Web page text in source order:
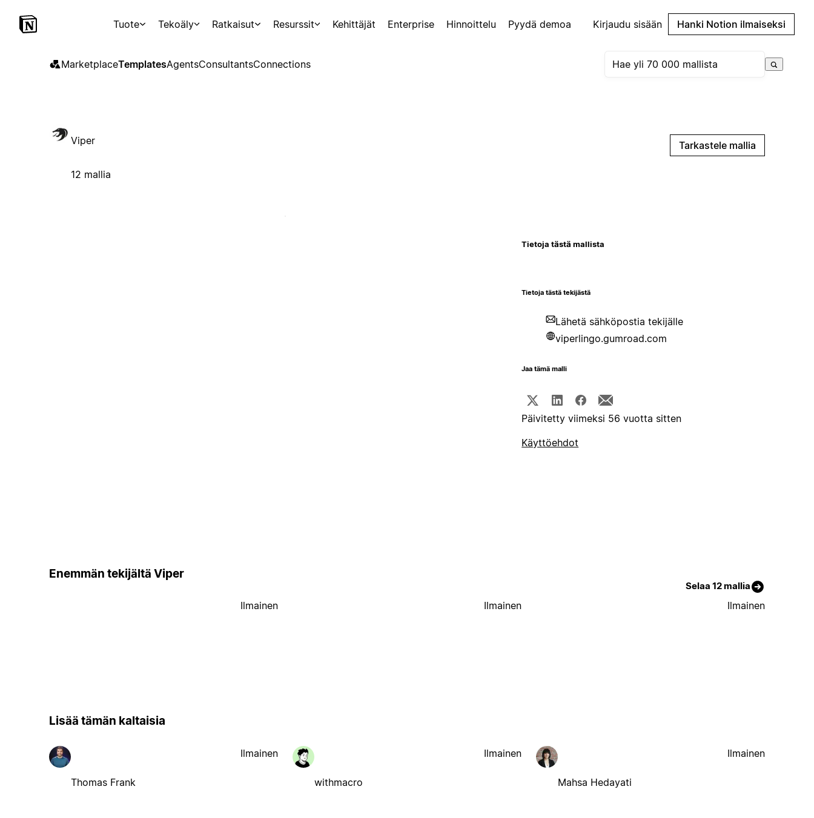
Tuote Tekoäly Ratkaisut Resurssit Kehittäjät Enterprise Hinnoittelu Pyydä demoa Kirjaudu sisään Hanki Notion ilmaiseksi
MarketplaceTemplatesAgentsConsultantsConnections
Viper
12 mallia
Tarkastele mallia
Tietoja tästä mallista
Tietoja tästä tekijästä
Lähetä sähköpostia tekijälle
viperlingo.gumroad.com
Jaa tämä malli
Päivitetty viimeksi 56 vuotta sitten
Käyttöehdot
Enemmän tekijältä Viper
Selaa 12 mallia
Ilmainen Ilmainen Ilmainen
Lisää tämän kaltaisia
Thomas Frank
Ilmainen
withmacro
Ilmainen
Mahsa Hedayati
Ilmainen